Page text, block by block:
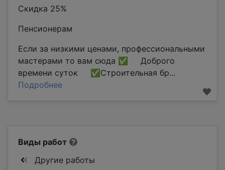
Скидка 25%
Пенсионерам
Если за низкими ценами, профессиональными
мастерами то вам сюда ✅ Доброго
времени суток ✅Строительная бр...
Подробнее
Виды работ
Другие работы